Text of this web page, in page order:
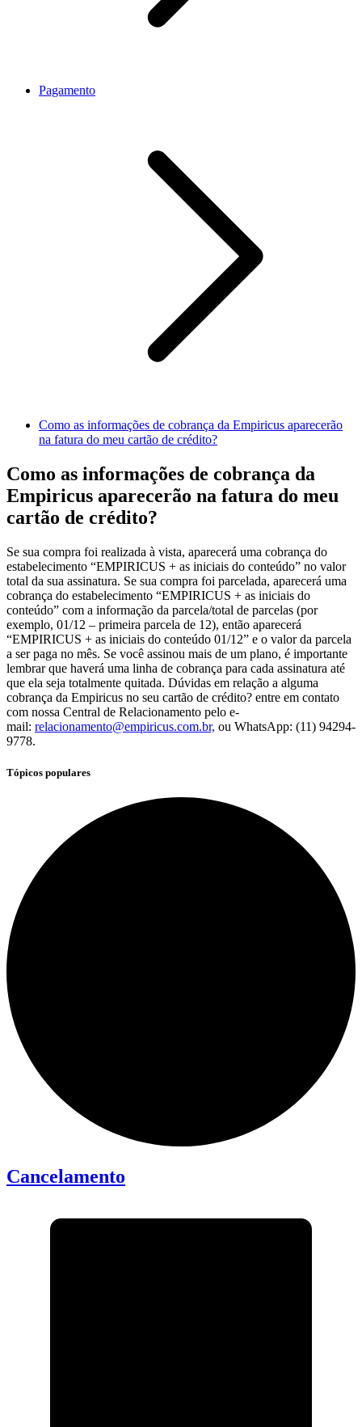
Pagamento
Como as informações de cobrança da Empiricus aparecerão
na fatura do meu cartão de crédito?
Como as informações de cobrança da
Empiricus aparecerão na fatura do meu
cartão de crédito?
Se sua compra foi realizada à vista, aparecerá uma cobrança do
estabelecimento “EMPIRICUS + as iniciais do conteúdo” no valor
total da sua assinatura. Se sua compra foi parcelada, aparecerá uma
cobrança do estabelecimento “EMPIRICUS + as iniciais do
conteúdo” com a informação da parcela/total de parcelas (por
exemplo, 01/12 – primeira parcela de 12), então aparecerá
“EMPIRICUS + as iniciais do conteúdo 01/12” e o valor da parcela
a ser paga no mês. Se você assinou mais de um plano, é importante
lembrar que haverá uma linha de cobrança para cada assinatura até
que ela seja totalmente quitada. Dúvidas em relação a alguma
cobrança da Empiricus no seu cartão de crédito? entre em contato
com nossa Central de Relacionamento pelo e-
mail: relacionamento@empiricus.com.br, ou WhatsApp: (11) 94294-
9778.
Tópicos populares
Cancelamento